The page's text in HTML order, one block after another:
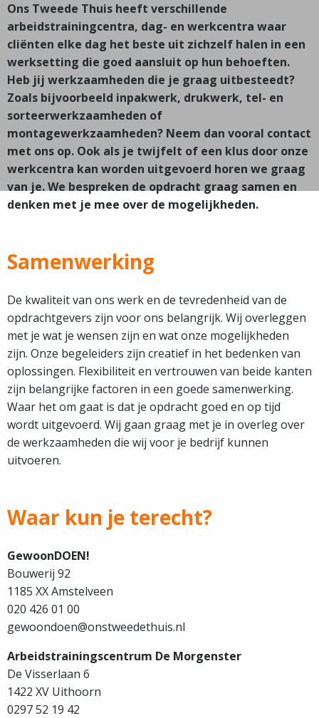
Ons Tweede Thuis heeft verschillende
arbeidstrainingcentra, dag- en werkcentra waar
cliënten elke dag het beste uit zichzelf halen in een
werksetting die goed aansluit op hun behoeften.
Heb jij werkzaamheden die je graag uitbesteedt?
Zoals bijvoorbeeld inpakwerk, drukwerk, tel- en
sorteerwerkzaamheden of
montagewerkzaamheden? Neem dan vooral contact
met ons op. Ook als je twijfelt of een klus door onze
werkcentra kan worden uitgevoerd horen we graag
van je. We bespreken de opdracht graag samen en
denken met je mee over de mogelijkheden.
Samenwerking
De kwaliteit van ons werk en de tevredenheid van de
opdrachtgevers zijn voor ons belangrijk. Wij overleggen
met je wat je wensen zijn en wat onze mogelijkheden
zijn. Onze begeleiders zijn creatief in het bedenken van
oplossingen. Flexibiliteit en vertrouwen van beide kanten
zijn belangrijke factoren in een goede samenwerking.
Waar het om gaat is dat je opdracht goed en op tijd
wordt uitgevoerd. Wij gaan graag met je in overleg over
de werkzaamheden die wij voor je bedrijf kunnen
uitvoeren.
Waar kun je terecht?
GewoonDOEN!
Bouwerij 92
1185 XX Amstelveen
020 426 01 00
gewoondoen@onstweedethuis.nl
Arbeidstrainingscentrum De Morgenster
De Visserlaan 6
1422 XV Uithoorn
0297 52 19 42